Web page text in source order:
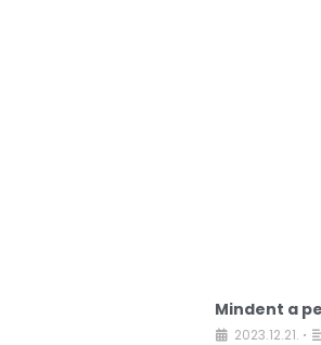
Mindent a
2023.12.21. •